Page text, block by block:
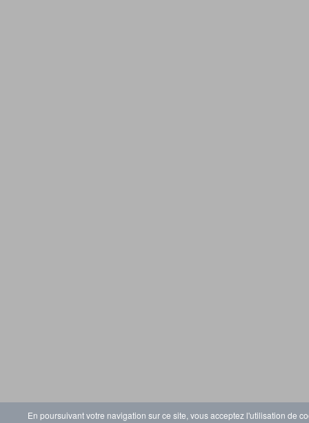
En poursuivant votre navigation sur ce site, vous acceptez l'utilisation de